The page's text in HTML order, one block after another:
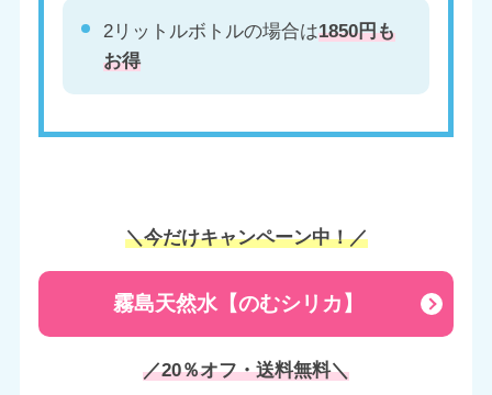
2リットルボトルの場合は1850円も
お得
＼今だけキャンペーン中！／
霧島天然水【のむシリカ】
／20％オフ・送料無料＼